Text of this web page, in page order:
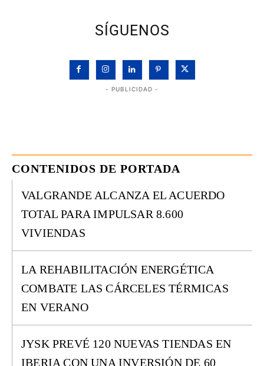
SÍGUENOS
- PUBLICIDAD -
CONTENIDOS DE PORTADA
VALGRANDE ALCANZA EL ACUERDO
TOTAL PARA IMPULSAR 8.600
VIVIENDAS
LA REHABILITACIÓN ENERGÉTICA
COMBATE LAS CÁRCELES TÉRMICAS
EN VERANO
JYSK PREVÉ 120 NUEVAS TIENDAS EN
IBERIA CON UNA INVERSIÓN DE 60